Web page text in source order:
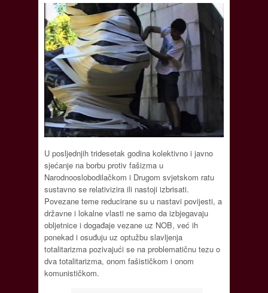
U posljednjih tridesetak godina kolektivno i javno
sjećanje na borbu protiv fašizma u
Narodnooslobodilačkom i Drugom svjetskom ratu
sustavno se relativizira ili nastoji izbrisati.
Povezane teme reducirane su u nastavi povijesti, a
državne i lokalne vlasti ne samo da izbjegavaju
obljetnice i događaje vezane uz NOB, već ih
ponekad i osuđuju uz optužbu slavljenja
totalitarizma pozivajući se na problematičnu tezu o
dva totalitarizma, onom fašističkom i onom
komunističkom.